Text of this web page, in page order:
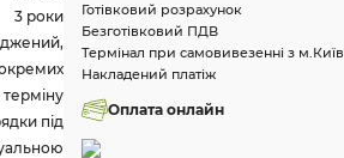
3 роки
під
Готівковий розрахунок
Безготівковий ПДВ
Термінал при самовивезенні з м.Київ
Накладений платіж
Оплата онлайн